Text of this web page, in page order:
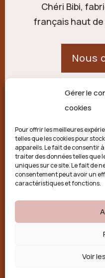
Gérer le
cookies
Pour offrir les meilleures
telles que les cookies pour
appareils. Le fait de consentir
traiter des données telles que
uniques sur ce site. Le fait de
consentement peut avoir un
caractéristiques et fonctions.
Voir
Chéri Bibi,
français haut de
Nous
21 route
Politique